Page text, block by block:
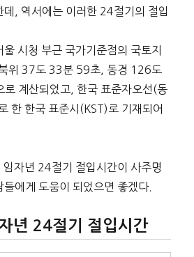
데, 역서에는 이러한 24절기의 절입
시청 부근 국가기준점의 국토지
위 37도 33분 59초, 동경 126도
계산되었고, 한국 표준자오선(동
한 한국 표준시(KST)로 기재되어
자년 24절기 절입시간이 사주명
들에게 도움이 되었으면 좋겠다.
년 24절기 절입시간